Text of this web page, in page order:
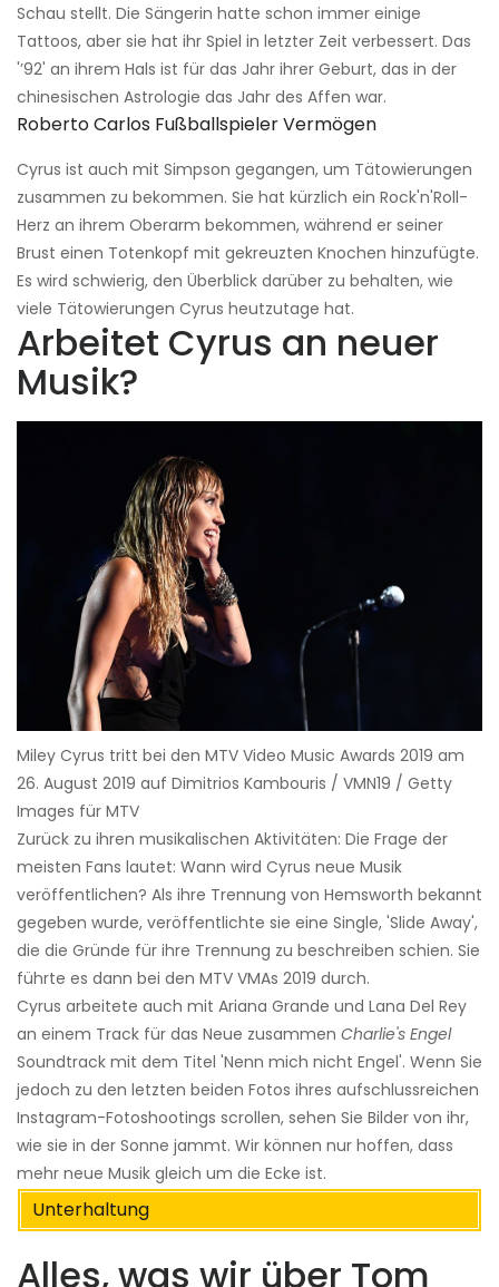
Schau stellt. Die Sängerin hatte schon immer einige
Tattoos, aber sie hat ihr Spiel in letzter Zeit verbessert. Das
'’92' an ihrem Hals ist für das Jahr ihrer Geburt, das in der
chinesischen Astrologie das Jahr des Affen war.
Roberto Carlos Fußballspieler Vermögen
Cyrus ist auch mit Simpson gegangen, um Tätowierungen
zusammen zu bekommen. Sie hat kürzlich ein Rock'n'Roll-
Herz an ihrem Oberarm bekommen, während er seiner
Brust einen Totenkopf mit gekreuzten Knochen hinzufügte.
Es wird schwierig, den Überblick darüber zu behalten, wie
viele Tätowierungen Cyrus heutzutage hat.
Arbeitet Cyrus an neuer
Musik?
Miley Cyrus tritt bei den MTV Video Music Awards 2019 am
26. August 2019 auf Dimitrios Kambouris / VMN19 / Getty
Images für MTV
Zurück zu ihren musikalischen Aktivitäten: Die Frage der
meisten Fans lautet: Wann wird Cyrus neue Musik
veröffentlichen? Als ihre Trennung von Hemsworth bekannt
gegeben wurde, veröffentlichte sie eine Single, 'Slide Away',
die die Gründe für ihre Trennung zu beschreiben schien. Sie
führte es dann bei den MTV VMAs 2019 durch.
Cyrus arbeitete auch mit Ariana Grande und Lana Del Rey
an einem Track für das Neue zusammen Charlie's Engel
Soundtrack mit dem Titel 'Nenn mich nicht Engel'. Wenn Sie
jedoch zu den letzten beiden Fotos ihres aufschlussreichen
Instagram-Fotoshootings scrollen, sehen Sie Bilder von ihr,
wie sie in der Sonne jammt. Wir können nur hoffen, dass
mehr neue Musik gleich um die Ecke ist.
Unterhaltung
Alles, was wir über Tom